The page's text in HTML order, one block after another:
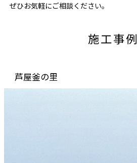
ぜひお気軽にご相談ください。
施工事例
芦屋釜の里